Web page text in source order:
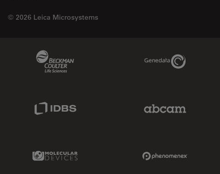
© 2026 Leica Microsystems
Genedata Link
Molecular Devices Link